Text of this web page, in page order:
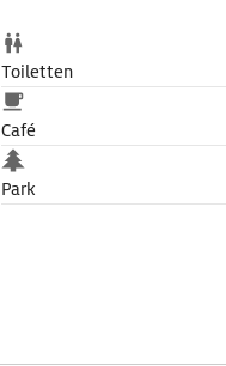
Toiletten
Café
Park